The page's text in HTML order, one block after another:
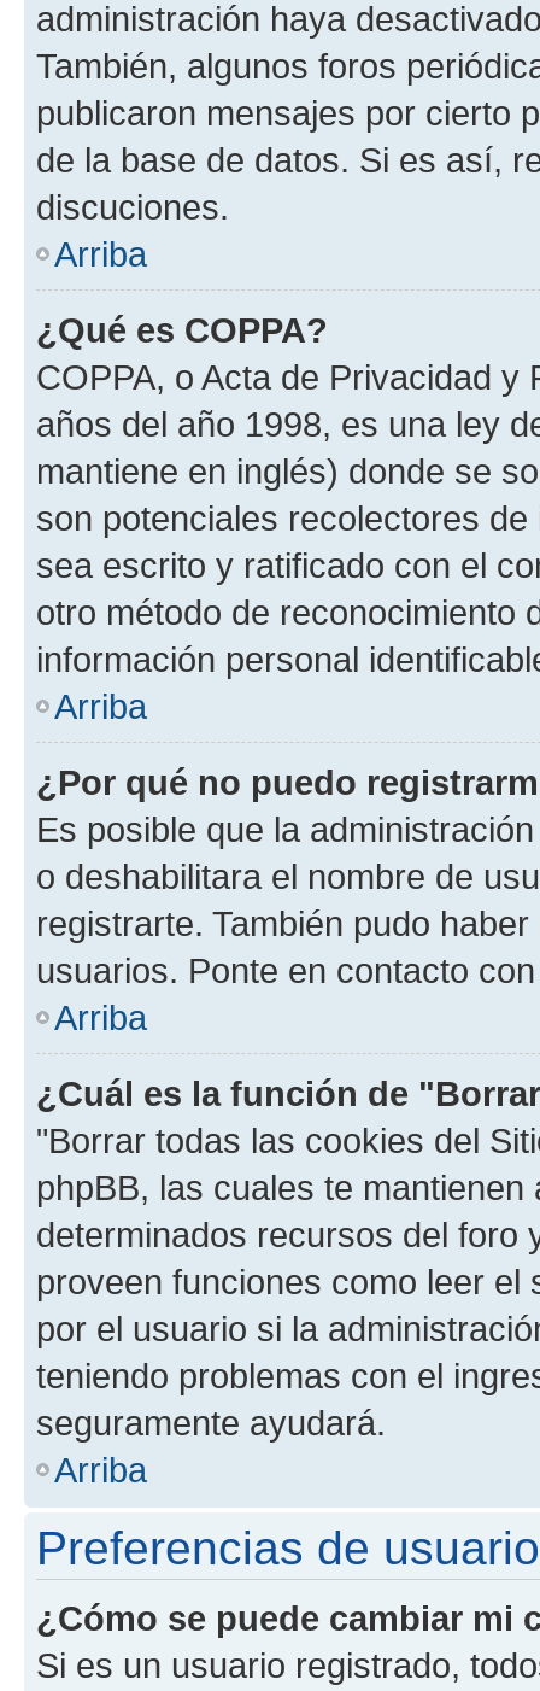
administración haya
También, algunos foros
publicaron mensajes por cierto
de la base de datos. Si es así,
discuciones.
Arriba
¿Qué es COPPA?
COPPA, o Acta de Privacidad
años del año 1998, es una ley
mantiene en inglés) donde se
son potenciales recolectores
sea escrito y ratificado con el
otro método de reconocimiento
información personal
Arriba
¿Por qué no puedo
Es posible que la
o deshabilitara el nombre de
registrarte. También pudo
usuarios. Ponte en contacto
Arriba
¿Cuál es la función de
"Borrar todas las cookies del
phpBB, las cuales te
determinados recursos del foro
proveen funciones como leer el
por el usuario si la
teniendo problemas con el
seguramente ayudará.
Arriba
Preferencias de
¿Cómo se puede cambiar mi
Si es un usuario registrado,